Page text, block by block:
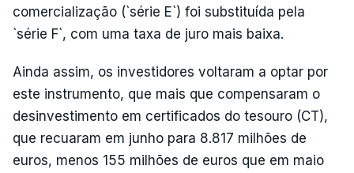
comercialização (`série E`) foi substituída pela
`série F`, com uma taxa de juro mais baixa.
Ainda assim, os investidores voltaram a optar por
este instrumento, que mais que compensaram o
desinvestimento em certificados do tesouro (CT),
que recuaram em junho para 8.817 milhões de
euros, menos 155 milhões de euros que em maio